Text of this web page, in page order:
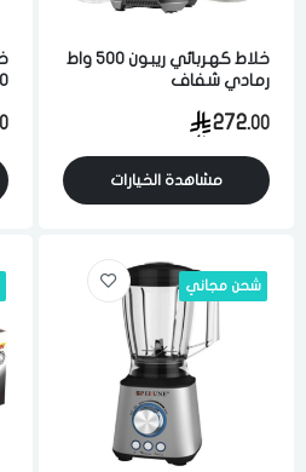
خلاط كهربائي ريبون 500 واط
رمادي شفاف
272.00
مشاهدة الخيارات
400
شحن مجاني